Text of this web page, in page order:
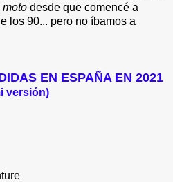
moto desde que comencé a
los 90... pero no íbamos a
EN ESPAÑA EN 2021
versión)